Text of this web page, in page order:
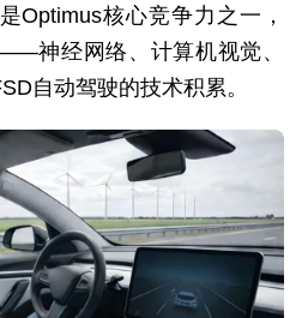
Optimus核心竞争力之一，
神经网络、计算机视觉、
自动驾驶的技术积累。